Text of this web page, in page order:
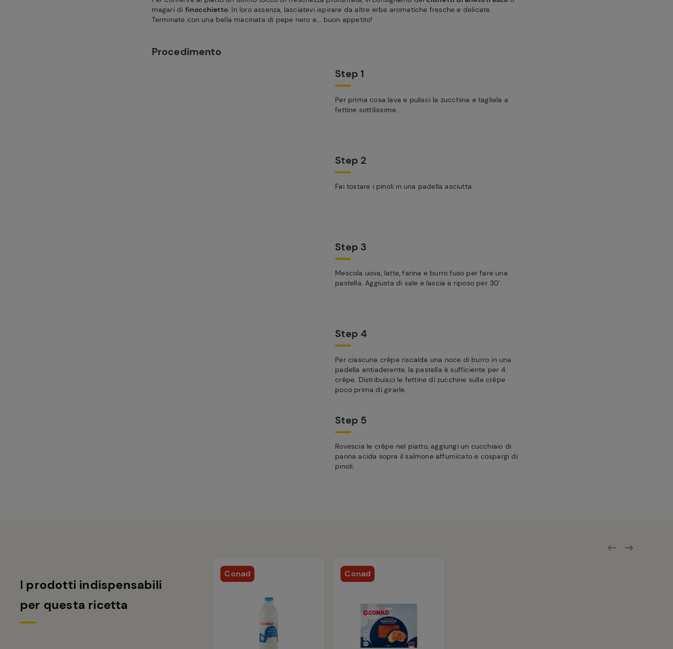
magari di finocchietto. In loro assenza, lasciatevi ispirare da altre erbe aromatiche fresche e delicate.
Terminate con una bella macinata di pepe nero e... buon appetito!
Procedimento
Step 1
Per prima cosa lava e pulisci la zucchina e tagliala a
fettine sottilissime.
Step 2
Fai tostare i pinoli in una padella asciutta.
Step 3
Mescola uova, latte, farina e burro fuso per fare una
pastella. Aggiusta di sale e lascia a riposo per 30’.
Step 4
Per ciascuna crêpe riscalda una noce di burro in una
padella antiaderente, la pastella è sufficiente per 4
crêpe. Distribuisci le fettine di zucchine sulle crêpe
poco prima di girarle.
Step 5
Rovescia le crêpe nel piatto, aggiungi un cucchiaio di
panna acida sopra il salmone affumicato e cospargi di
pinoli.
I prodotti indispensabili
per questa ricetta
Conad Conad